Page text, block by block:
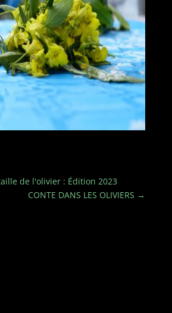
de l'olivier : Édition 2023
CONTE DANS LES OLIVIERS →